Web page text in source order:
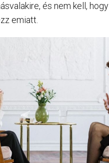
és nem kell, hogy
emiatt.